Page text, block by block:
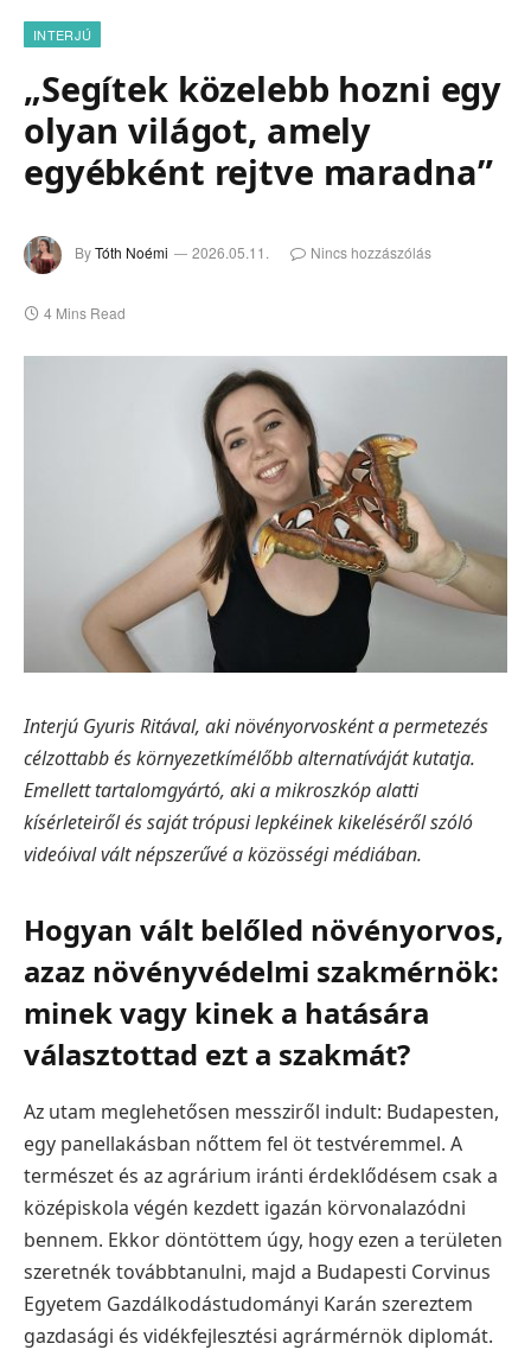
INTERJÚ
„Segítek közelebb hozni egy
olyan világot, amely
egyébként rejtve maradna”
ByTóth Noémi 2026.05.11. Nincs hozzászólás
4 Mins Read
Interjú Gyuris Ritával, aki növényorvosként a permetezés
célzottabb és környezetkímélőbb alternatíváját kutatja.
Emellett tartalomgyártó, aki a mikroszkóp alatti
kísérleteiről és saját trópusi lepkéinek kikeléséről szóló
videóival vált népszerűvé a közösségi médiában.
Hogyan vált belőled növényorvos,
azaz növényvédelmi szakmérnök:
minek vagy kinek a hatására
választottad ezt a szakmát?
Az utam meglehetősen messziről indult: Budapesten,
egy panellakásban nőttem fel öt testvéremmel. A
természet és az agrárium iránti érdeklődésem csak a
középiskola végén kezdett igazán körvonalazódni
bennem. Ekkor döntöttem úgy, hogy ezen a területen
szeretnék továbbtanulni, majd a Budapesti Corvinus
Egyetem Gazdálkodástudományi Karán szereztem
gazdasági és vidékfejlesztési agrármérnök diplomát.